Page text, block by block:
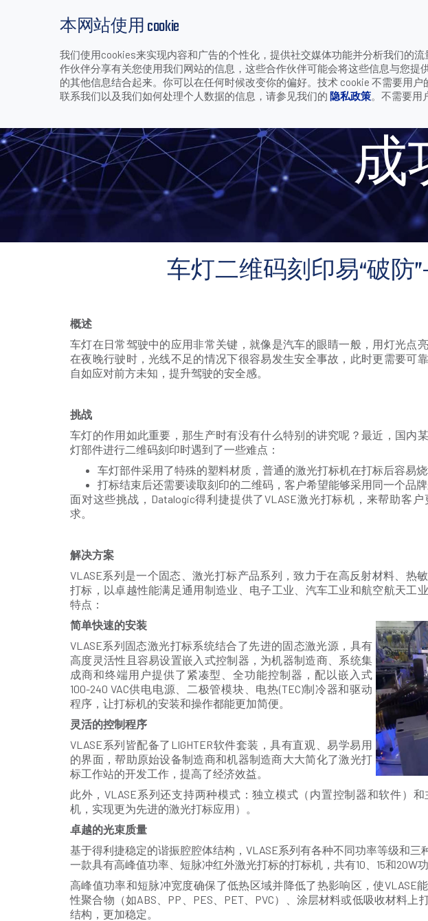
本网站使用 cookie
我们使用cookies来实现内容和广告的个性化，提供社交媒体功能并分析我们的
作伙伴分享有关您使用我们网站的信息，这些合作伙伴可能会将这些信息与您提
的其他信息结合起来。你可以在任何时候改变你的偏好。技术 cookie 不需要用
联系我们以及我们如何处理个人数据的信息，请参见我们的 隐私政策。不需要用
产品
行业和应用 下载 支持和服务 公司 联系我们
首页 >公司>媒体中心>成功案例 >车灯二维码刻印易“破防”——得利捷VLASE激光打
成
车灯二维码刻印易“破防
概述
车灯在日常驾驶中的应用非常关键，就像是汽车的眼睛一般，用灯光点
在夜晚行驶时，光线不足的情况下很容易发生安全事故，此时更需要可
自如应对前方未知，提升驾驶的安全感。
挑战
车灯的作用如此重要，那生产时有没有什么特别的讲究呢？最近，国内
灯部件进行二维码刻印时遇到了一些难点：
车灯部件采用了特殊的塑料材质，普通的激光打标机在打标后容易烧
打标结束后还需要读取刻印的二维码，客户希望能够采用同一个品牌
面对这些挑战，Datalogic得利捷提供了VLASE激光打标机，来帮助客
求。
解决方案
VLASE系列是一个固态、激光打标产品系列，致力于在高反射材料、热
打标，以卓越性能满足通用制造业、电子工业、汽车工业和航空航天工
特点：
简单快速的安装
VLASE系列固态激光打标系统结合了先进的固态激光源，具有
高度灵活性且容易设置嵌入式控制器，为机器制造商、系统集
成商和终端用户提供了紧凑型、全功能控制器，配以嵌入式
100-240 VAC供电电源、二极管模块、电热(TEC)制冷器和驱动
程序，让打标机的安装和操作都能更加简便。
灵活的控制程序
VLASE系列皆配备了LIGHTER软件套装，具有直观、易学易用
的界面，帮助原始设备制造商和机器制造商大大简化了激光打
标工作站的开发工作，提高了经济效益。
此外，VLASE系列还支持两种模式：独立模式（内置控制器和软件）
机，实现更为先进的激光打标应用）。
卓越的光束质量
基于得利捷稳定的谐振腔腔体结构，VLASE系列有各种不同功率等级和三
一款具有高峰值功率、短脉冲红外激光打标的打标机，共有10、15和20W
高峰值功率和短脉冲宽度确保了低热区域并降低了热影响区，使VLASE
性聚合物（如ABS、PP、PES、PET、PVC）、涂层材料或低吸收材料
结构，更加稳定。